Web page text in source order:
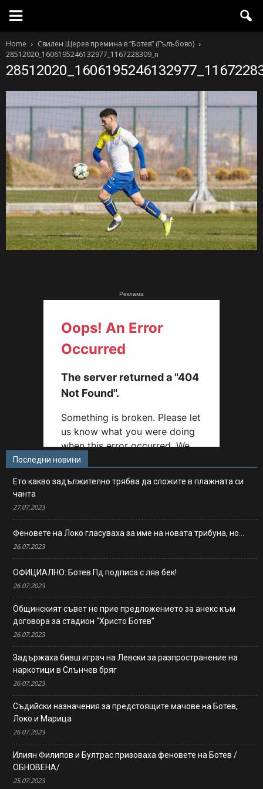
Home
Свилен Щерев премина в “Ботев” (Гълъбово)
28512020_1606195246132977_1167228309_n
Реклама
Последни новини
Ето какво задължително трябва да сложите в плажната си
чанта
27.07.2023
Феновете на Локо гласуваха за име на новата трибуна, но…
26.07.2023
ОФИЦИАЛНО: Ботев Пд подписа с ляв бек!
26.07.2023
Общинският съвет не прие предложението за анекс към
договора за стадион “Христо Ботев”
26.07.2023
Задържаха бивш играч на Левски за разпространение на
наркотици в Слънчев бряг
26.07.2023
Съдийски назначения за предстоящите мачове на Ботев,
Локо и Марица
26.07.2023
Илиян Филипов и Бултрас призоваха феновете на Ботев /
ОБНОВЕНА/
25.07.2023